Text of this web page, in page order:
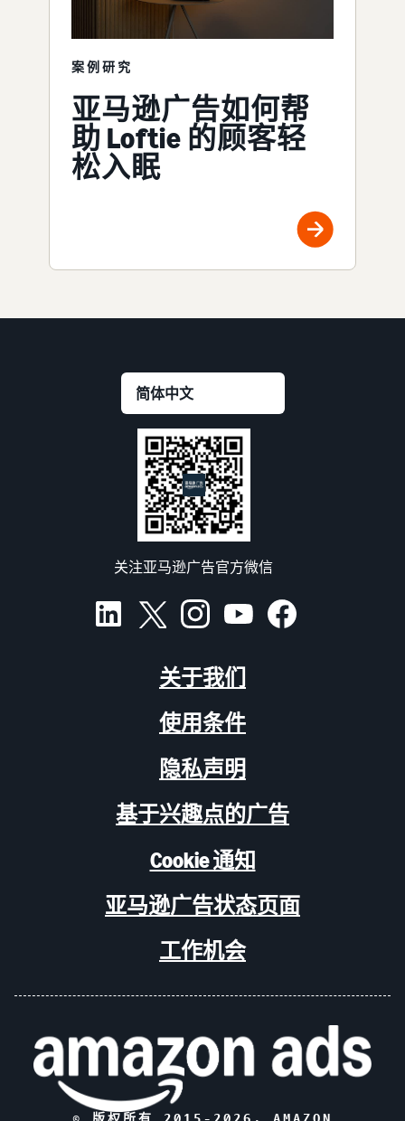
案例研究
亚马逊广告如何帮
助 Loftie 的顾客轻
松入眠
关注亚马逊广告官方微信
关于我们
使用条件
隐私声明
基于兴趣点的广告
Cookie 通知
亚马逊广告状态页面
工作机会